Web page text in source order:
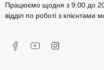
Працюємо щодня з 9:00 до
відділ по роботі з